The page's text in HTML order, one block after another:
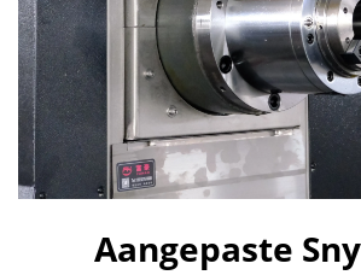
Aangepaste